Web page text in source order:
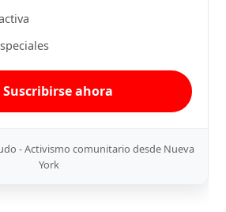
Suscribirse ahora
- Activismo comunitario desde Nueva
York